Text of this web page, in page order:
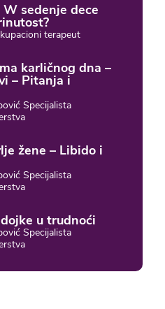
sedenje dece
terapeut
karličnog dna –
– Pitanja i
Specijalista
žene – Libido i
Specijalista
u trudnoći
Specijalista